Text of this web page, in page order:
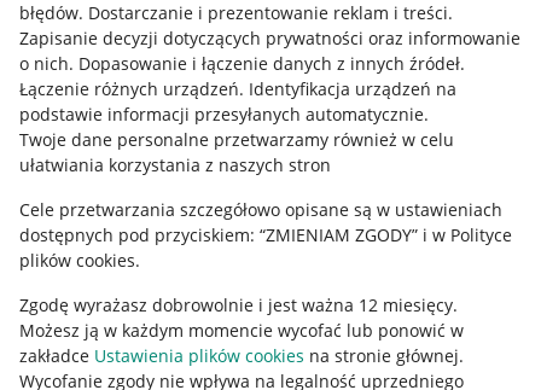
błędów. Dostarczanie i prezentowanie reklam i treści.
Zapisanie decyzji dotyczących prywatności oraz informowanie
o nich. Dopasowanie i łączenie danych z innych źródeł.
Łączenie różnych urządzeń. Identyfikacja urządzeń na
podstawie informacji przesyłanych automatycznie.
Twoje dane personalne przetwarzamy również w celu
ułatwiania korzystania z naszych stron
Cele przetwarzania szczegółowo opisane są w ustawieniach
dostępnych pod przyciskiem: “ZMIENIAM ZGODY” i w Polityce
plików cookies.
Zgodę wyrażasz dobrowolnie i jest ważna 12 miesięcy.
Możesz ją w każdym momencie wycofać lub ponowić w
zakładce Ustawienia plików cookies na stronie głównej.
Wycofanie zgody nie wpływa na legalność uprzedniego
Informacje prawne
Regulamin
Polityka plików "cookies"
Ustawienia plików "cookies"
Udostępnianie lokalizacji
Informacje dla Aktu o Usługach Cyfrowych
Pobierz aplikację